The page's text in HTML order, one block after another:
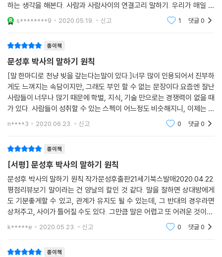
하는 생각을 해본다. 사람과 사람사이의 연결고리 말하기. 우리가 매일 말
로 커뮤니케이션을 주고 받지만 말을 잘 하기란 쉽지 않다. 효과적인 말하
기엔 분명히
s********9 2020.05.19. 신고 1 댓글0
종이책
문성후 박사의 말하기 원칙
[말 한마디로 천냥 빚을 갚는다는말이 있다.]너무 많이 인용되어서 진부하
게도 느껴지는 속담이지만, 그래도 부인 할 수 없는 문장이다.요즘엔 잘난
사람들이 너무나 많기 때문에 학벌, 지식, 기술 만으로는 경쟁력이 없을 때
가 있다. 사람들이 성취할 수 있는 스펙이 어느정도 비슷해지니, 이제는 사
람 자체의 인성, 스토리, 경험면을 중점으로 보는 회사들도 많아졌고, 기술
n****3 2020.06.23. 신고 0 댓글0
종이책
[서평] 문성후 박사의 말하기 원칙
문성후 박사의 말하기 원칙 작가문성후출판21세기북스발매2020.04.22.
평점리뷰보기 말이라는 건 양날의 칼인 것 같다. 말을 잘하면 상대방에게
도 기분좋게할 수 있고, 관계가 유지도 될 수 있는데, 그 반대의 경우라면
상처주고, 사이가 틀어질 수도 있다. 그만큼 말은 어렵고 또 어려운 것이다.
그렇기에 말하는 방법을 배우려고하고, 화술관련해서 책들
k*****e 2020.05.23. 신고 0 댓글0
종이책